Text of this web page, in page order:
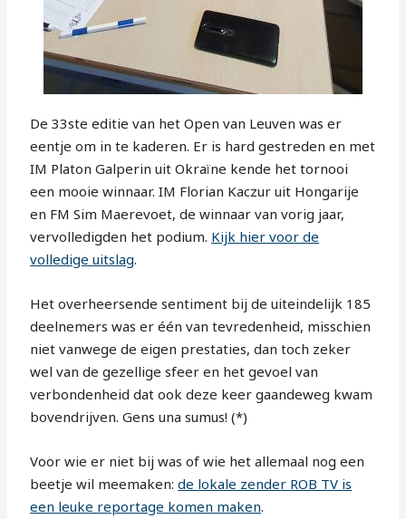
De 33ste editie van het Open van Leuven was er
eentje om in te kaderen. Er is hard gestreden en met
IM Platon Galperin uit Okraïne kende het tornooi
een mooie winnaar. IM Florian Kaczur uit Hongarije
en FM Sim Maerevoet, de winnaar van vorig jaar,
vervolledigden het podium. Kijk hier voor de
volledige uitslag.
Het overheersende sentiment bij de uiteindelijk 185
deelnemers was er één van tevredenheid, misschien
niet vanwege de eigen prestaties, dan toch zeker
wel van de gezellige sfeer en het gevoel van
verbondenheid dat ook deze keer gaandeweg kwam
bovendrijven. Gens una sumus! (*)
Voor wie er niet bij was of wie het allemaal nog een
beetje wil meemaken:de lokale zender ROB TV is
een leuke reportage komen maken.